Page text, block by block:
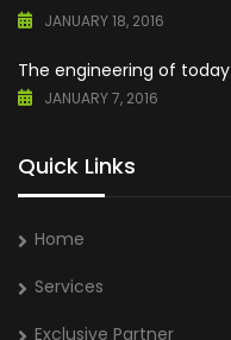
JANUARY 18, 2016
The engineering of today
JANUARY 7, 2016
Quick Links
Home
Services
Exclusive Partner